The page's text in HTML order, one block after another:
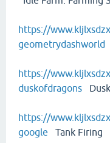
https://
geometrydashworld
https://
duskofdragons
https://
google Tank Firing